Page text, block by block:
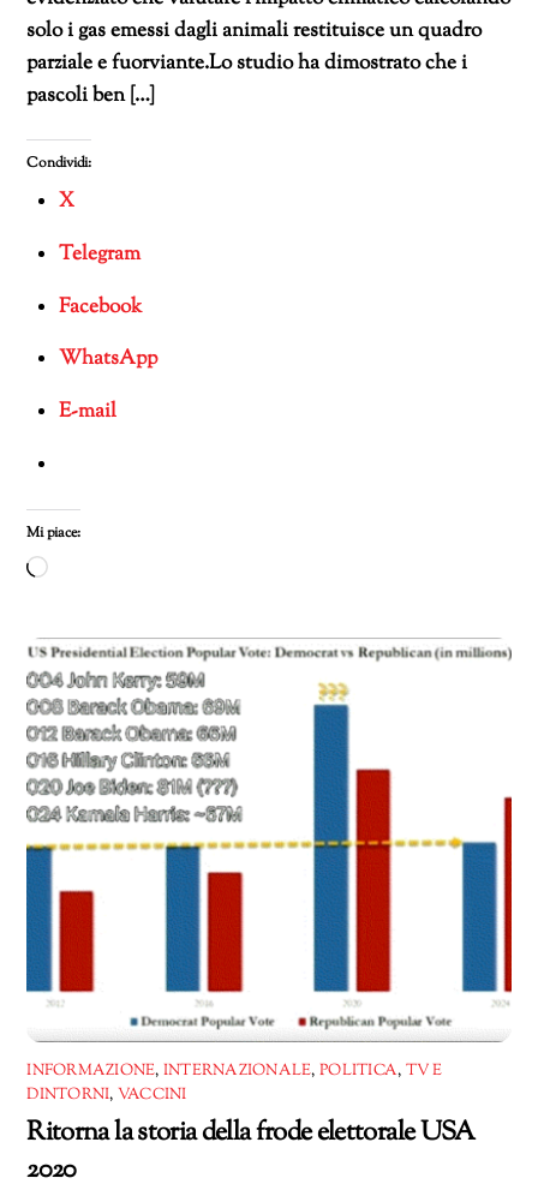
solo i gas emessi dagli animali restituisce un quadro
parziale e fuorviante.Lo studio ha dimostrato che i
pascoli ben […]
Condividi:
X
Telegram
Facebook
WhatsApp
E-mail
Mi piace:
Caricamento
corso…
INFORMAZIONE, INTERNAZIONALE, POLITICA, TV E
DINTORNI, VACCINI
Ritorna la storia della frode elettorale USA
2020